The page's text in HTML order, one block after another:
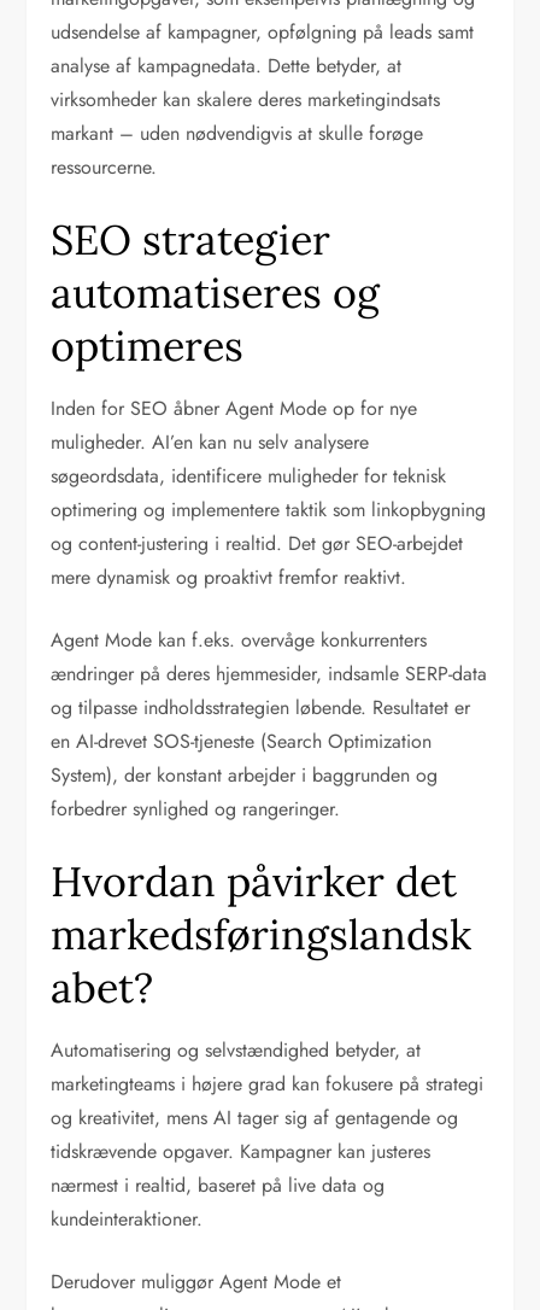
udsendelse af kampagner, opfølgning på leads samt
analyse af kampagnedata. Dette betyder, at
virksomheder kan skalere deres marketingindsats
markant – uden nødvendigvis at skulle forøge
ressourcerne.
SEO strategier
automatiseres og
optimeres
Inden for SEO åbner Agent Mode op for nye
muligheder. AI’en kan nu selv analysere
søgeordsdata, identificere muligheder for teknisk
optimering og implementere taktik som linkopbygning
og content-justering i realtid. Det gør SEO-arbejdet
mere dynamisk og proaktivt fremfor reaktivt.
Agent Mode kan f.eks. overvåge konkurrenters
ændringer på deres hjemmesider, indsamle SERP-data
og tilpasse indholdsstrategien løbende. Resultatet er
en AI-drevet SOS-tjeneste (Search Optimization
System), der konstant arbejder i baggrunden og
forbedrer synlighed og rangeringer.
Hvordan påvirker det
markedsføringslandsk
abet?
Automatisering og selvstændighed betyder, at
marketingteams i højere grad kan fokusere på strategi
og kreativitet, mens AI tager sig af gentagende og
tidskrævende opgaver. Kampagner kan justeres
nærmest i realtid, baseret på live data og
kundeinteraktioner.
Derudover muliggør Agent Mode et